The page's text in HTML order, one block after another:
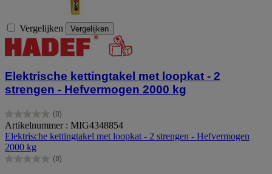
Vergelijken Vergelijken
Elektrische kettingtakel met loopkat - 2
strengen - Hefvermogen 2000 kg
(0)
0.0
van
de
5
sterren.
Artikelnummer : MIG4348854
Elektrische kettingtakel met loopkat - 2 strengen - Hefvermogen
2000 kg
(0)
0.0